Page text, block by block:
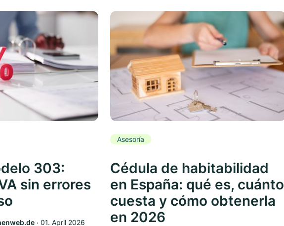
303:
sin errores
‧ 01. April 2026
Asesoría
Cédula de habitabilidad
en España: qué es, cuánto
cuesta y cómo obtenerla
en 2026